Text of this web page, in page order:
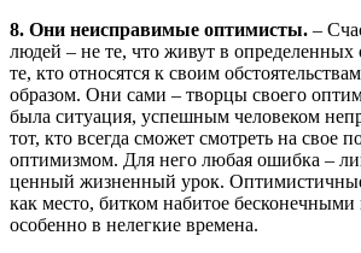
8. Они неисправимые оптимисты. –
людей – не те, что живут в определенных
те, кто относятся к своим
образом. Они сами – творцы своего
была ситуация, успешным человеком
тот, кто всегда сможет смотреть на свое
оптимизмом. Для него любая ошибка –
ценный жизненный урок.
как место, битком набитое
особенно в нелегкие времена.